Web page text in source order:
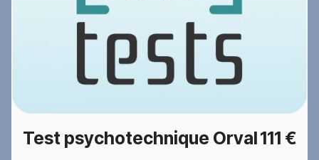
Test psychotechnique Orval111 €